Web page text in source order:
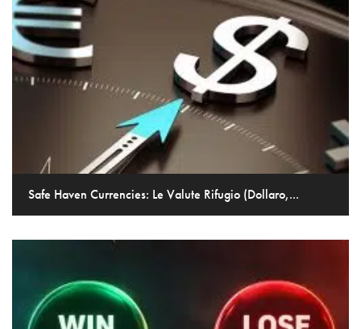
Safe Haven Currencies: Le Valute Rifugio (Dollaro,...